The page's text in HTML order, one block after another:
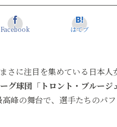
Facebook はてブ
さに注目を集めている日本人
グ球団「トロント・ブルー
峰の舞台で、選手たちのパ